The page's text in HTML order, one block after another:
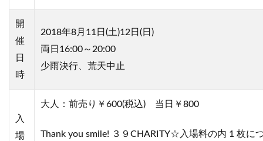
開
催
日
時
2018年8月11日(土)12日(日)
両日16:00～20:00
少雨決行、荒天中止
入
場
大人：前売り￥600(税込) 当日￥800
Thank you smile! ３９CHARITY☆入場料の内 1 枚に